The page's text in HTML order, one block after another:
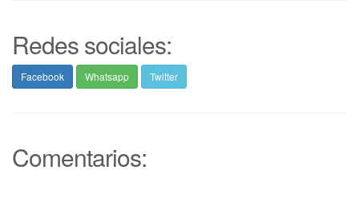
Redes sociales:
Facebook Whatsapp Twitter
Comentarios: